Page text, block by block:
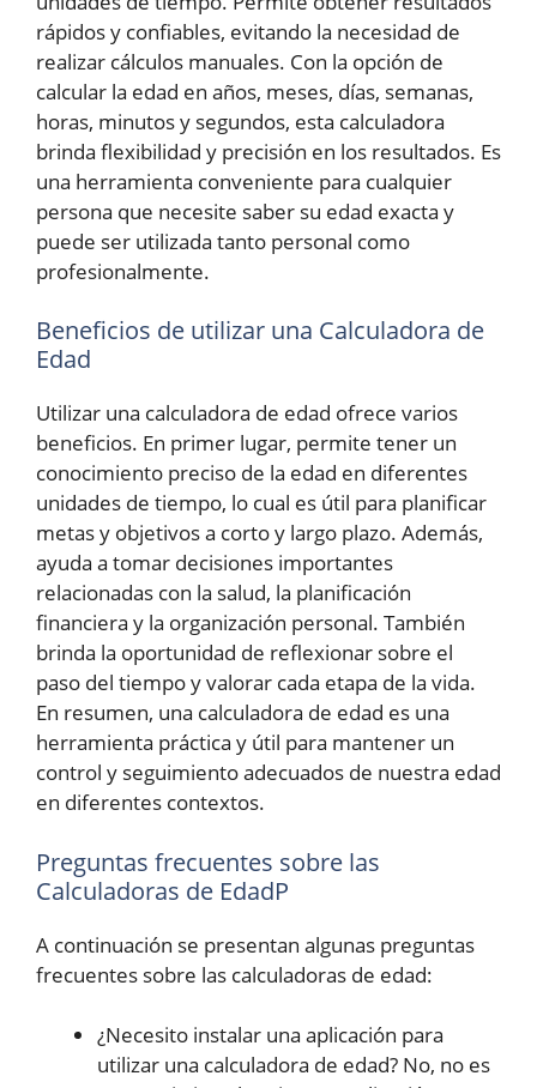
rápidos y confiables, evitando la necesidad de
realizar cálculos manuales. Con la opción de
calcular la edad en años, meses, días, semanas,
horas, minutos y segundos, esta calculadora
brinda flexibilidad y precisión en los resultados. Es
una herramienta conveniente para cualquier
persona que necesite saber su edad exacta y
puede ser utilizada tanto personal como
profesionalmente.
Beneficios de utilizar una Calculadora de
Edad
Utilizar una calculadora de edad ofrece varios
beneficios. En primer lugar, permite tener un
conocimiento preciso de la edad en diferentes
unidades de tiempo, lo cual es útil para planificar
metas y objetivos a corto y largo plazo. Además,
ayuda a tomar decisiones importantes
relacionadas con la salud, la planificación
financiera y la organización personal. También
brinda la oportunidad de reflexionar sobre el
paso del tiempo y valorar cada etapa de la vida.
En resumen, una calculadora de edad es una
herramienta práctica y útil para mantener un
control y seguimiento adecuados de nuestra edad
en diferentes contextos.
Preguntas frecuentes sobre las
Calculadoras de EdadP
A continuación se presentan algunas preguntas
frecuentes sobre las calculadoras de edad:
¿Necesito instalar una aplicación para
utilizar una calculadora de edad? No, no es